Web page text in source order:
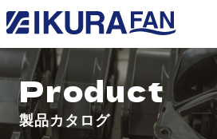
Product
製品カタログ